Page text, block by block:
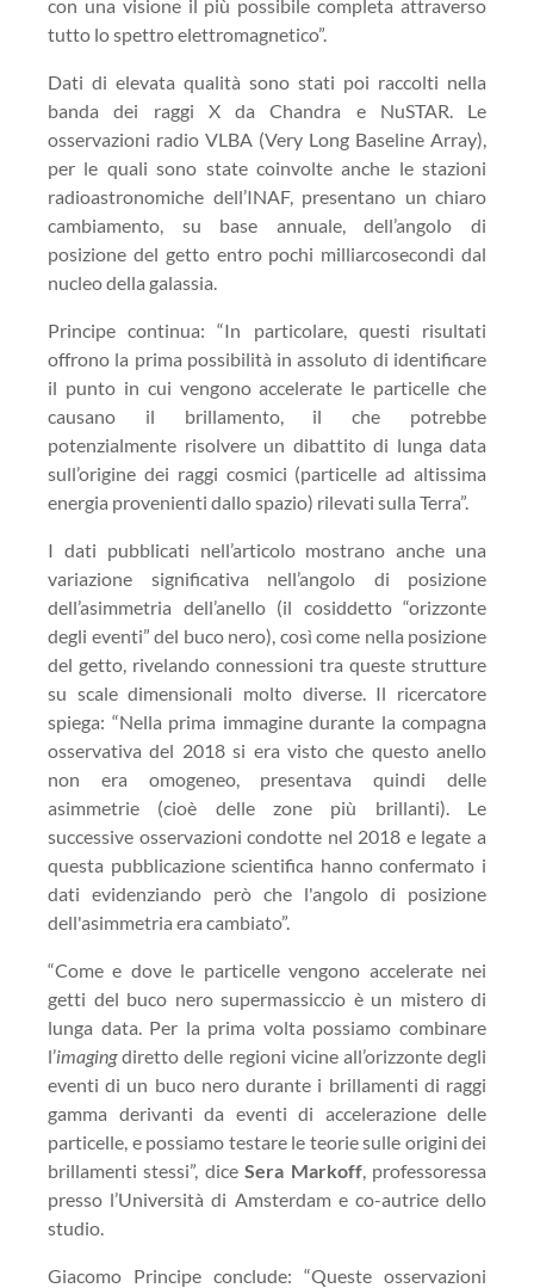
con una visione il più possibile completa attraverso
tutto lo spettro elettromagnetico”.
Dati di elevata qualità sono stati poi raccolti nella
banda dei raggi X da Chandra e NuSTAR. Le
osservazioni radio VLBA (Very Long Baseline Array),
per le quali sono state coinvolte anche le stazioni
radioastronomiche dell’INAF, presentano un chiaro
cambiamento, su base annuale, dell’angolo di
posizione del getto entro pochi milliarcosecondi dal
nucleo della galassia.
Principe continua: “In particolare, questi risultati
offrono la prima possibilità in assoluto di identificare
il punto in cui vengono accelerate le particelle che
causano il brillamento, il che potrebbe
potenzialmente risolvere un dibattito di lunga data
sull’origine dei raggi cosmici (particelle ad altissima
energia provenienti dallo spazio) rilevati sulla Terra”.
I dati pubblicati nell’articolo mostrano anche una
variazione significativa nell’angolo di posizione
dell’asimmetria dell’anello (il cosiddetto “orizzonte
degli eventi” del buco nero), così come nella posizione
del getto, rivelando connessioni tra queste strutture
su scale dimensionali molto diverse. Il ricercatore
spiega: “Nella prima immagine durante la compagna
osservativa del 2018 si era visto che questo anello
non era omogeneo, presentava quindi delle
asimmetrie (cioè delle zone più brillanti). Le
successive osservazioni condotte nel 2018 e legate a
questa pubblicazione scientifica hanno confermato i
dati evidenziando però che l'angolo di posizione
dell'asimmetria era cambiato”.
“Come e dove le particelle vengono accelerate nei
getti del buco nero supermassiccio è un mistero di
lunga data. Per la prima volta possiamo combinare
l’imagingdiretto delle regioni vicine all’orizzonte degli
eventi di un buco nero durante i brillamenti di raggi
gamma derivanti da eventi di accelerazione delle
particelle, e possiamo testare le teorie sulle origini dei
brillamenti stessi”, diceSera Markoff, professoressa
presso l’Università di Amsterdam e co-autrice dello
studio.
Giacomo Principe conclude: “Queste osservazioni